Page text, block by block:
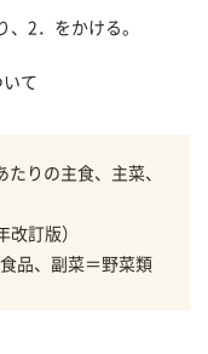
、2．をかける。
いて
りの主食、主菜、
訂版）
品、副菜＝野菜類